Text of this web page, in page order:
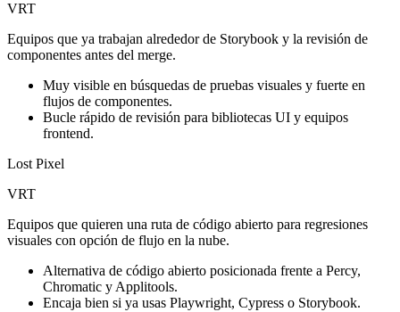
VRT
Equipos que ya trabajan alrededor de Storybook y la revisión de
componentes antes del merge.
Muy visible en búsquedas de pruebas visuales y fuerte en
flujos de componentes.
Bucle rápido de revisión para bibliotecas UI y equipos
frontend.
Lost Pixel
VRT
Equipos que quieren una ruta de código abierto para regresiones
visuales con opción de flujo en la nube.
Alternativa de código abierto posicionada frente a Percy,
Chromatic y Applitools.
Encaja bien si ya usas Playwright, Cypress o Storybook.